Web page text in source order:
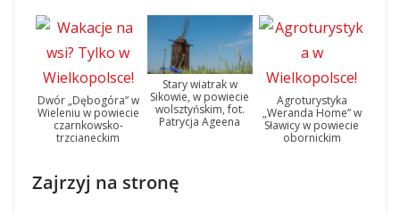
Dwór „Dębogóra” w
Wieleniu w powiecie
czarnkowsko-
trzcianeckim
Stary wiatrak w
Sikowie, w powiecie
wolsztyńskim, fot.
Patrycja Ageena
Agroturystyka
„Weranda Home” w
Sławicy w powiecie
obornickim
Zajrzyj na stronę